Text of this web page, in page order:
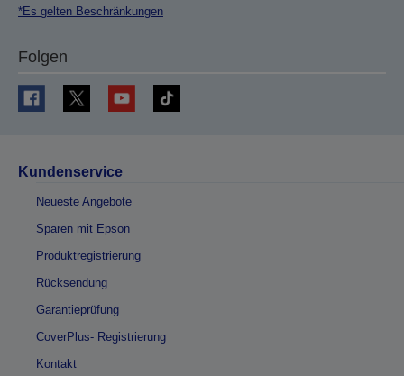
*Es gelten Beschränkungen
Folgen
Kundenservice
Neueste Angebote
Sparen mit Epson
Produktregistrierung
Rücksendung
Garantieprüfung
CoverPlus- Registrierung
Kontakt